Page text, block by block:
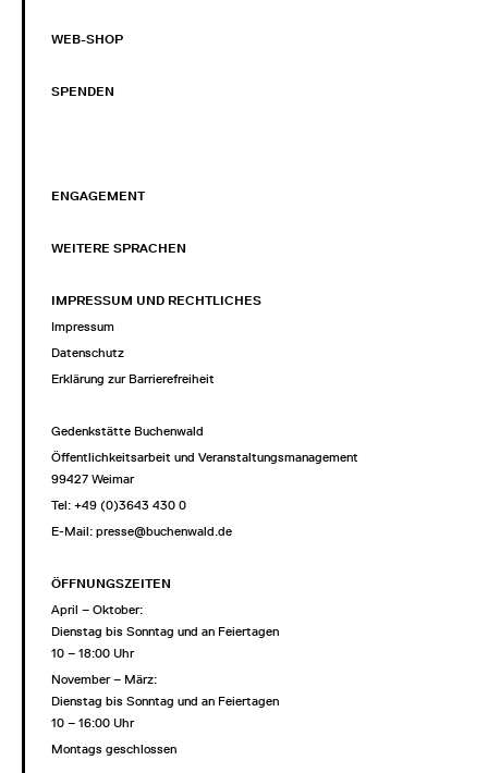
WEB-SHOP
SPENDEN
ENGAGEMENT
WEITERE SPRACHEN
IMPRESSUM UND RECHTLICHES
Impressum
Datenschutz
Erklärung zur Barrierefreiheit
Gedenkstätte Buchenwald
Öffentlichkeitsarbeit und Veranstaltungsmanagement
99427 Weimar
Tel: +49 (0)3643 430 0
E-Mail: presse@buchenwald.de
ÖFFNUNGSZEITEN
April – Oktober:
Dienstag bis Sonntag und an Feiertagen
10 – 18:00 Uhr
November – März:
Dienstag bis Sonntag und an Feiertagen
10 – 16:00 Uhr
Montags geschlossen